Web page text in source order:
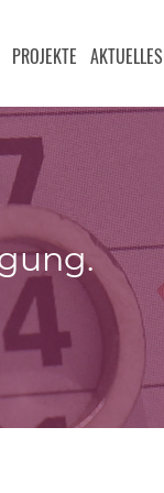
PROJEKTE AKTUELLES